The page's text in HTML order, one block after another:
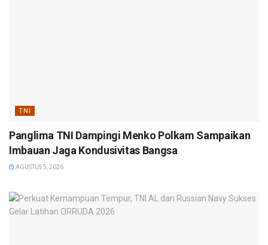
TNI
Panglima TNI Dampingi Menko Polkam Sampaikan
Imbauan Jaga Kondusivitas Bangsa
AGUSTUS 5, 2026